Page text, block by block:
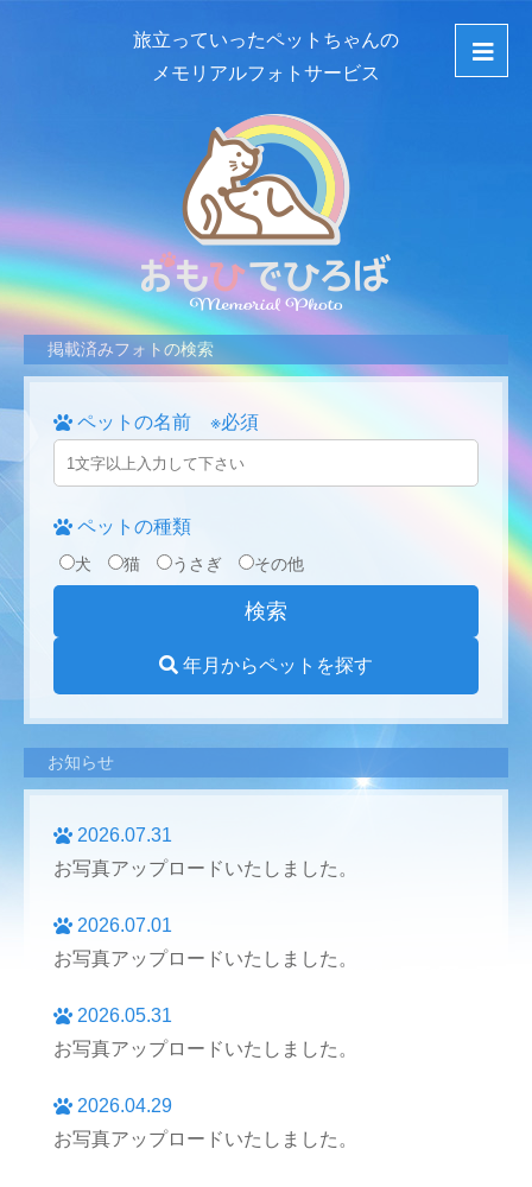
旅立っていったペットちゃんの
メモリアルフォトサービス
掲載済みフォトの検索
ペットの名前 ※必須
ペットの種類
犬 猫 うさぎ その他
年月からペットを探す
お知らせ
2026.07.31
お写真アップロードいたしました。
2026.07.01
お写真アップロードいたしました。
2026.05.31
お写真アップロードいたしました。
2026.04.29
お写真アップロードいたしました。